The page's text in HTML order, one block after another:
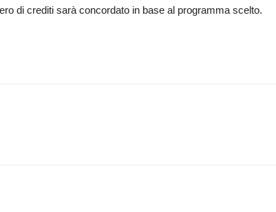
di crediti sarà concordato in base al programma scelto.